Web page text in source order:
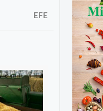
EFE